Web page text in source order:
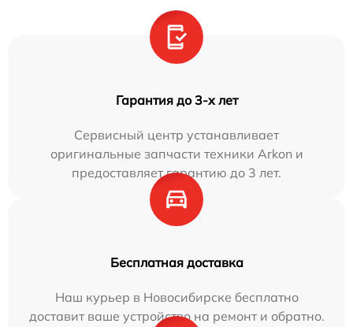
Гарантия до 3-х лет
Сервисный центр устанавливает
оригинальные запчасти техники Arkon и
предоставляет гарантию до 3 лет.
Бесплатная доставка
Наш курьер в Новосибирске бесплатно
доставит ваше устройство на ремонт и обратно.